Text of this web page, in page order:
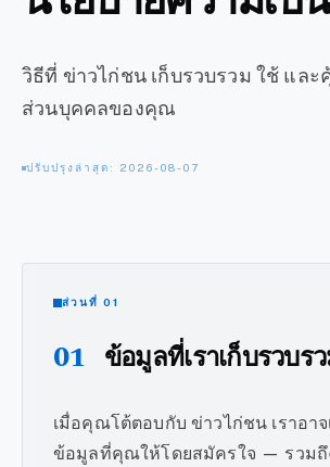
วิธีที่ ข่าวไก่ชน เก็บรวบรวม ใช้ แล
ส่วนบุคคลของคุณ
ปรับปรุงล่าสุด: 2026-08-07
ส่วนที่ 01
01 ข้อมูลที่เราเก็บรวบร
เมื่อคุณโต้ตอบกับ ข่าวไก่ชน เราอาจ
ข้อมูลที่คุณให้โดยสมัครใจ — รวมถึ